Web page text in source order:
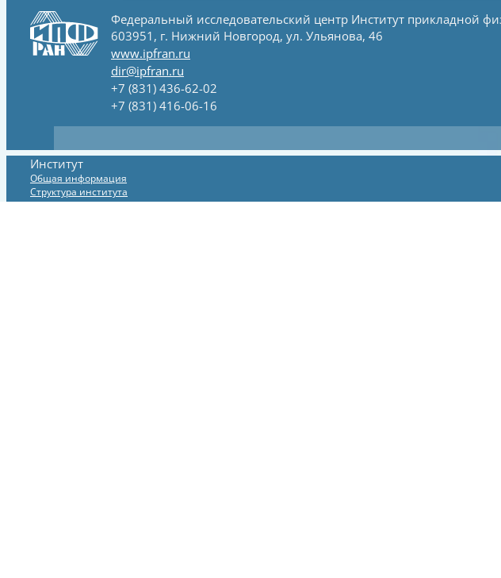
Федеральный исследовательский центр Институт прикладной
603951, г. Нижний Новгород, ул. Ульянова, 46
www.ipfran.ru
dir@ipfran.ru
+7 (831) 436-62-02
+7 (831) 416-06-16
Институт
Общая информация
Структура института
Официальные сведения и документы